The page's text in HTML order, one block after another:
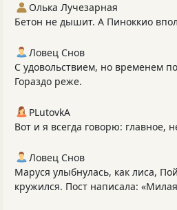
Олька Лучезарная
Бетон не дышит. А Пиноккио
Ловец Снов
С удовольствием, но временем
Гораздо реже.
PLutоvkА
Вот и я всегда говорю: главное,
Ловец Снов
Маруся улыбнулась, как лиса,
кружился. Пост написала: